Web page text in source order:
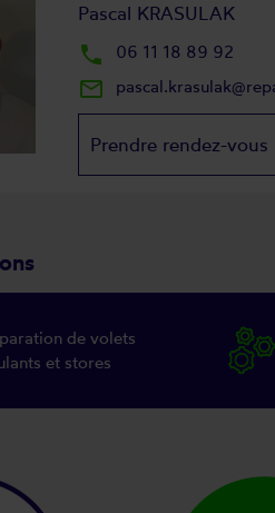
Pascal KRASULAK
local_phone 06 11 18 89 92
mail_outline
Prendre rendez-vous
de volets
et stores